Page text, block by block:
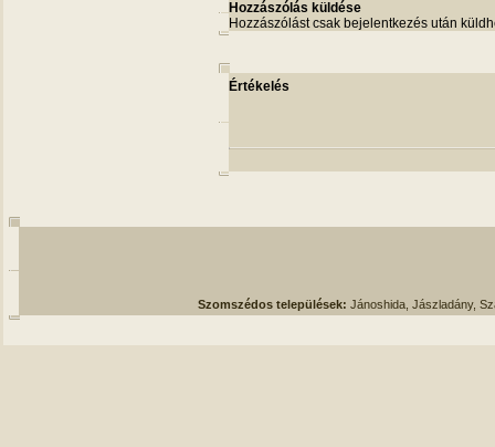
Hozzászólás küldése
Hozzászólást csak bejelentkezés után
Értékelés
Szomszédos települések: Jánoshida, Jászladány,